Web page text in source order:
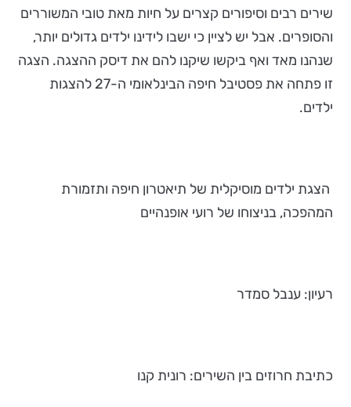
שירים רבים וסיפורים קצרים על חיות מאת טובי המשוררים
והסופרים. אבל יש לציין כי ישבו לידינו ילדים גדולים יותר,
שנהנו מאד ואף ביקשו שיקנו להם את דיסק ההצגה. הצגה
זו פתחה את פסטיבל חיפה הבינלאומי ה-27 להצגות
ילדים.
הצגת ילדים מוסיקלית של תיאטרון חיפה ותזמורת
המהפכה, בניצוחו של רועי אופנהיים
רעיון: ענבל סמדר
כתיבת חרוזים בין השירים: רונית קנו